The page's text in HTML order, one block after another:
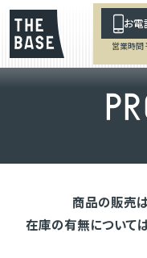
お電
営業時間
PR
商品の販売
在庫の有無について